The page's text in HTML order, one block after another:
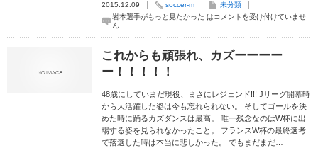
2015.12.09 soccer-m
未分類
岩本選手がもっと見たかった はコメントを受け付けていませ
ん
これからも頑張れ、カズーーーー
ー！！！！！
48歳にしていまだ現役、まさにレジェンド!!! Jリーグ開幕時
から大活躍した姿は今も忘れられない。 そしてゴールを決
めた時に踊るカズダンスは最高。 唯一残念なのはW杯に出
場する姿を見られなかったこと。 フランスW杯の最終選考
で落選した時は本当に悲しかった。 でもまだまだ…